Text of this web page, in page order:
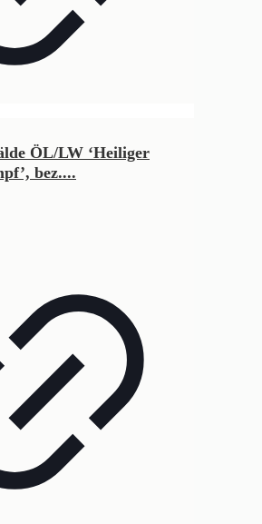
ÖL/LW ‘Heiliger
bez....